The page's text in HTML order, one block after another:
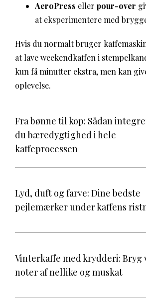
AeroPress eller pour-over
at eksperimentere med
Hvis du normalt bruger
at lave weekendkaffen i
kun få minutter ekstra, men kan
oplevelse.
Fra bønne til kop: Sådan
du bæredygtighed i hele
kaffeprocessen
Lyd, duft og farve: Dine bedste
pejlemærker under kaffens
Vinterkaffe med krydderi: Bryg
noter af nellike og muskat